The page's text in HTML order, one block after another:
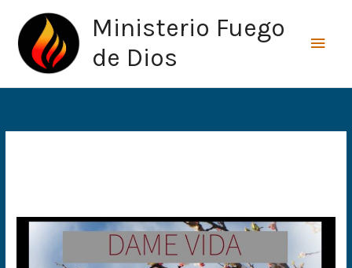
contenido
Ministerio Fuego
de Dios